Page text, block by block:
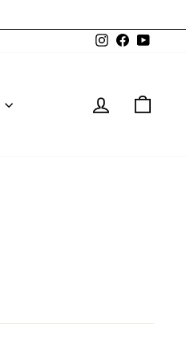
InstagramFacebook
Se